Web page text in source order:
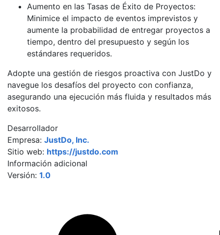
Aumento en las Tasas de Éxito de Proyectos:
Minimice el impacto de eventos imprevistos y
aumente la probabilidad de entregar proyectos a
tiempo, dentro del presupuesto y según los
estándares requeridos.
Adopte una gestión de riesgos proactiva con JustDo y
navegue los desafíos del proyecto con confianza,
asegurando una ejecución más fluida y resultados más
exitosos.
Desarrollador
Empresa: JustDo, Inc.
Sitio web: https://justdo.com
Información adicional
Versión: 1.0